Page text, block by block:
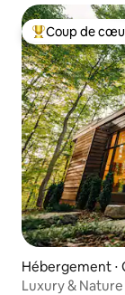
Coups de cœur
Coup de
Hébergement ⋅
Luxury & Nature